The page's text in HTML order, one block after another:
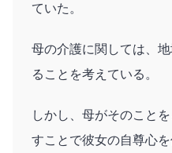
ていた。
母の介護に関しては、
ることを考えている。
しかし、母がそのこと
すことで彼女の自尊心